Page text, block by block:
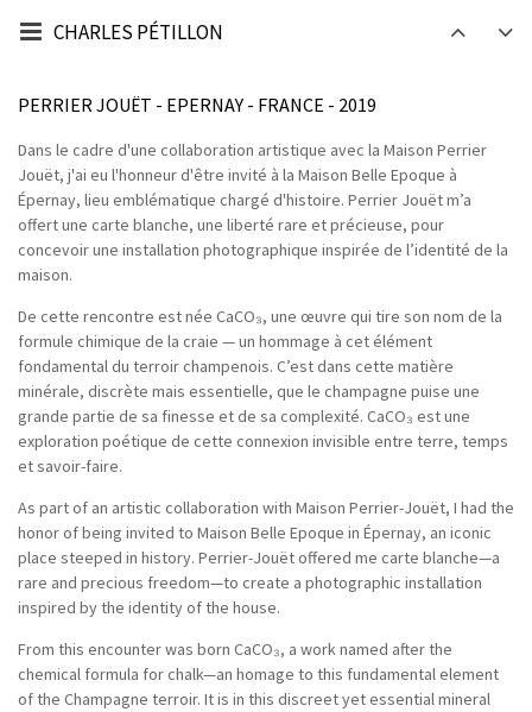
CHARLES PÉTILLON
PERRIER JOUËT - EPERNAY - FRANCE - 2019
Dans le cadre d'une collaboration artistique avec la Maison Perrier
Jouët, j'ai eu l'honneur d'être invité à la Maison Belle Epoque à
Épernay, lieu emblématique chargé d'histoire. Perrier Jouët m’a
offert une carte blanche, une liberté rare et précieuse, pour
concevoir une installation photographique inspirée de l’identité de la
maison.
De cette rencontre est née CaCO₃, une œuvre qui tire son nom de la
formule chimique de la craie — un hommage à cet élément
fondamental du terroir champenois. C’est dans cette matière
minérale, discrète mais essentielle, que le champagne puise une
grande partie de sa finesse et de sa complexité. CaCO₃ est une
exploration poétique de cette connexion invisible entre terre, temps
et savoir-faire.
As part of an artistic collaboration with Maison Perrier-Jouët, I had the
honor of being invited to Maison Belle Epoque in Épernay, an iconic
place steeped in history. Perrier-Jouët offered me carte blanche—a
rare and precious freedom—to create a photographic installation
inspired by the identity of the house.
From this encounter was born CaCO₃, a work named after the
chemical formula for chalk—an homage to this fundamental element
of the Champagne terroir. It is in this discreet yet essential mineral